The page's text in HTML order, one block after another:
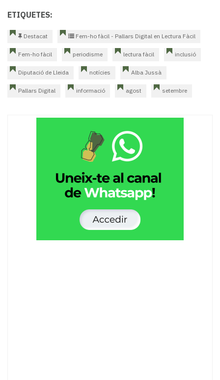
ETIQUETES:
Destacat Fem-ho fàcil - Pallars Digital en Lectura Fàcil
Fem-ho fàcil periodisme lectura fàcil inclusió
Diputació de Lleida notícies Alba Jussà
Pallars Digital informació agost setembre